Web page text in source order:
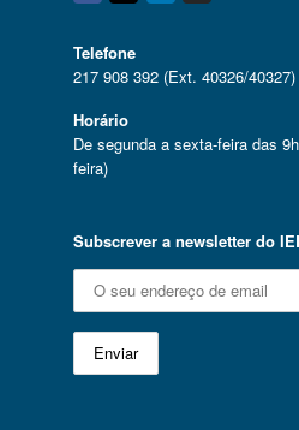
Telefone
217 908 392 (Ext. 40326/40327)
Horário
De segunda a sexta-feira das
feira)
Subscrever a newsletter do